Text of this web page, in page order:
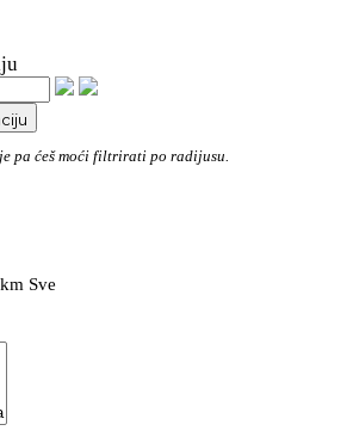
pa ćeš moći filtrirati po radijusu.
Sve